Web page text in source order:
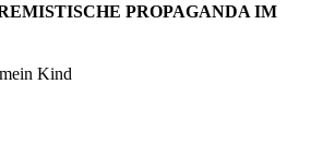
PROPAGANDA IM
Kind